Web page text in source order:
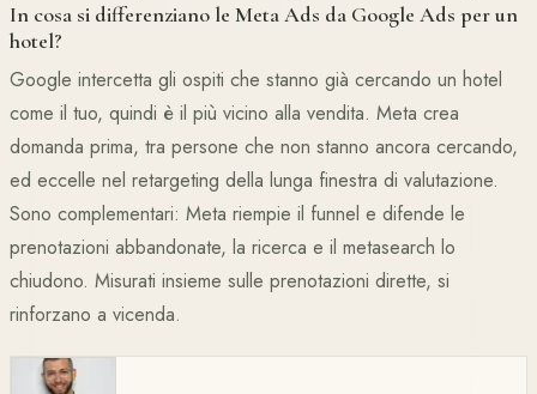
In cosa si differenziano le Meta Ads da Google Ads per un
hotel?
Google intercetta gli ospiti che stanno già cercando un hotel
come il tuo, quindi è il più vicino alla vendita. Meta crea
domanda prima, tra persone che non stanno ancora cercando,
ed eccelle nel retargeting della lunga finestra di valutazione.
Sono complementari: Meta riempie il funnel e difende le
prenotazioni abbandonate, la ricerca e il metasearch lo
chiudono. Misurati insieme sulle prenotazioni dirette, si
rinforzano a vicenda.